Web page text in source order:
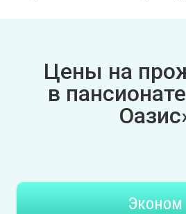
Цены на
в
Эконом